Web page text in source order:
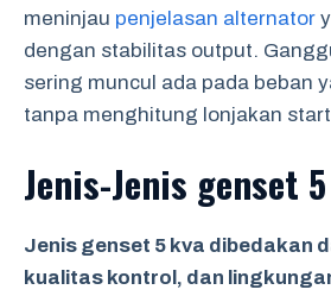
meninjau penjelasan alternator
dengan stabilitas output.
sering muncul ada pada beban
tanpa menghitung lonjakan
Jenis-Jenis genset
Jenis genset 5 kva dibedakan
kualitas kontrol, dan